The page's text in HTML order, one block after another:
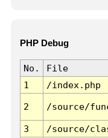
PHP Debug
No. File
1
/index.php
2 /source/
3 /source/